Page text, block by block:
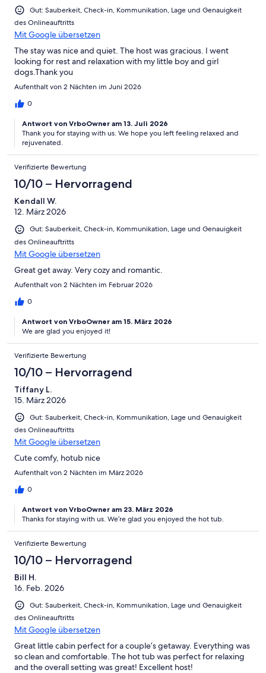
Gut: Sauberkeit, Check-in, Kommunikation, Lage und Genauigkeit
des Onlineauftritts
Mit Google übersetzen
The stay was nice and quiet. The host was gracious. I went
looking for rest and relaxation with my little boy and girl
dogs.Thank you
Aufenthalt von 2 Nächten im Juni 2026
0
Antwort von VrboOwner am 13. Juli 2026
Thank you for staying with us. We hope you left feeling relaxed and
rejuvenated.
Verifizierte Bewertung
10/10 – Hervorragend
Kendall W.
12. März 2026
Gut: Sauberkeit, Check-in, Kommunikation, Lage und Genauigkeit
des Onlineauftritts
Mit Google übersetzen
Great get away. Very cozy and romantic.
Aufenthalt von 2 Nächten im Februar 2026
0
Antwort von VrboOwner am 15. März 2026
We are glad you enjoyed it!
Verifizierte Bewertung
10/10 – Hervorragend
Tiffany L.
15. März 2026
Gut: Sauberkeit, Check-in, Kommunikation, Lage und Genauigkeit
des Onlineauftritts
Mit Google übersetzen
Cute comfy, hotub nice
Aufenthalt von 2 Nächten im März 2026
0
Antwort von VrboOwner am 23. März 2026
Thanks for staying with us. We’re glad you enjoyed the hot tub.
Verifizierte Bewertung
10/10 – Hervorragend
Bill H.
16. Feb. 2026
Gut: Sauberkeit, Check-in, Kommunikation, Lage und Genauigkeit
des Onlineauftritts
Mit Google übersetzen
Great little cabin perfect for a couple’s getaway. Everything was
so clean and comfortable. The hot tub was perfect for relaxing
and the overall setting was great! Excellent host!